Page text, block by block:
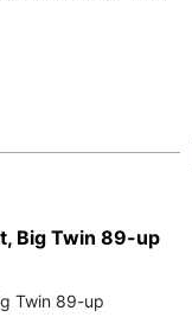
Big Twin 89-up
Twin 89-up